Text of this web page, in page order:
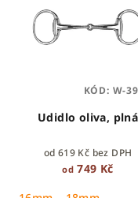
Udidlo oliva, plná
od 619 Kč bez DPH
od 749 Kč
KÓD: W-